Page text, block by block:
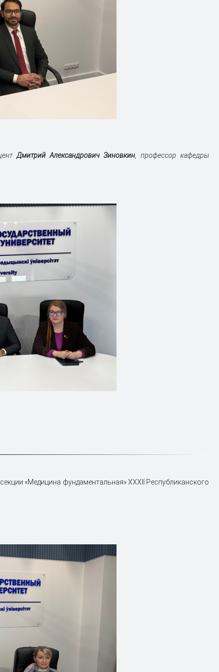
Дмитрий Александрович Зиновкин , профессор кафедры
«Медицина фундаментальная» XXXII Республиканского